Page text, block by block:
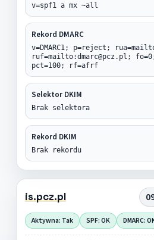
v=spf1 a mx ~all
Rekord DMARC
v=DMARC1; p=reject;
ruf=mailto:dmarc@pcz.pl;
pct=100; rf=afrf
Selektor DKIM
Brak selektora
Rekord DKIM
Brak rekordu
is.pcz.pl
Aktywna: Tak SPF: OK DMARC: